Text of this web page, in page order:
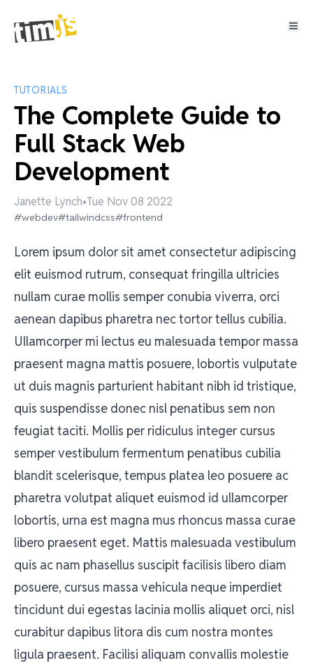
TUTORIALS
The Complete Guide to
Full Stack Web
Development
Janette Lynch•Tue Nov 08 2022
#webdev#tailwindcss#frontend
Lorem ipsum dolor sit amet consectetur adipiscing
elit euismod rutrum, consequat fringilla ultricies
nullam curae mollis semper conubia viverra, orci
aenean dapibus pharetra nec tortor tellus cubilia.
Ullamcorper mi lectus eu malesuada tempor massa
praesent magna mattis posuere, lobortis vulputate
ut duis magnis parturient habitant nibh id tristique,
quis suspendisse donec nisl penatibus sem non
feugiat taciti. Mollis per ridiculus integer cursus
semper vestibulum fermentum penatibus cubilia
blandit scelerisque, tempus platea leo posuere ac
pharetra volutpat aliquet euismod id ullamcorper
lobortis, urna est magna mus rhoncus massa curae
libero praesent eget. Mattis malesuada vestibulum
quis ac nam phasellus suscipit facilisis libero diam
posuere, cursus massa vehicula neque imperdiet
tincidunt dui egestas lacinia mollis aliquet orci, nisl
curabitur dapibus litora dis cum nostra montes
ligula praesent. Facilisi aliquam convallis molestie